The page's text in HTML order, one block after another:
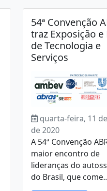
54ª Convenção
traz Exposição e
de Tecnologia e
Serviços
quarta-feira, 11
de 2020
A 54ª Convenção
maior encontro de
lideranças do
do Brasil, que